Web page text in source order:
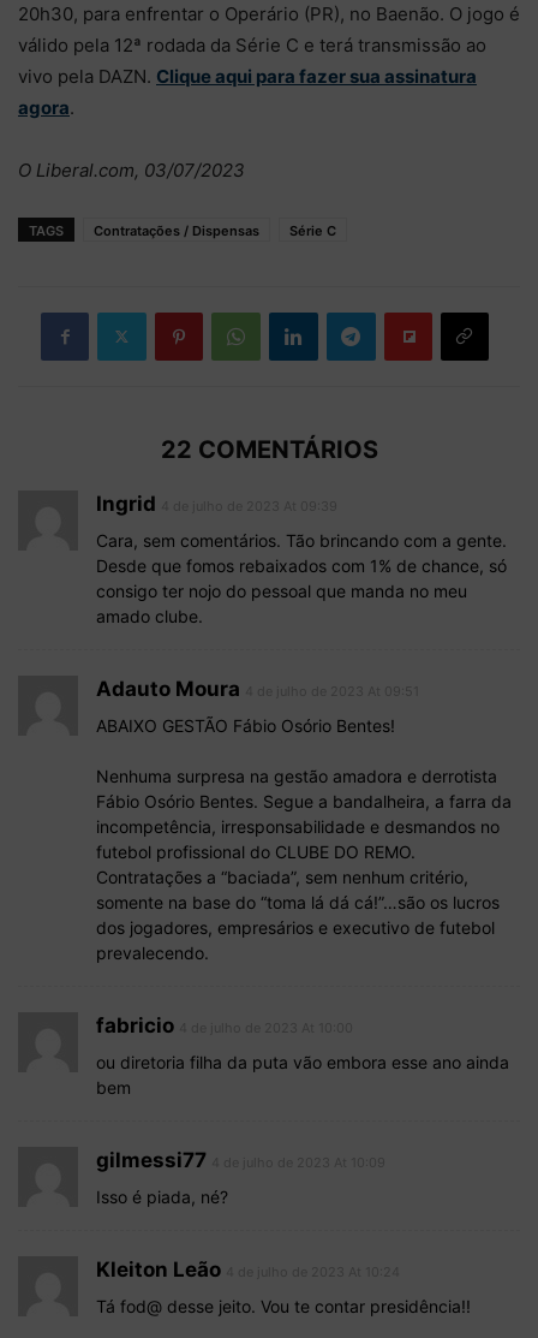
20h30, para enfrentar o Operário (PR), no Baenão. O jogo é
válido pela 12ª rodada da Série C e terá transmissão ao
vivo pela DAZN. Clique aqui para fazer sua assinatura
agora.
O Liberal.com, 03/07/2023
TAGS Contratações / Dispensas Série C
22 COMENTÁRIOS
Ingrid
Cara, sem comentários. Tão brincando com a gente.
Desde que fomos rebaixados com 1% de chance, só
consigo ter nojo do pessoal que manda no meu
amado clube.
Adauto Moura
ABAIXO GESTÃO Fábio Osório Bentes!
Nenhuma surpresa na gestão amadora e derrotista
Fábio Osório Bentes. Segue a bandalheira, a farra da
incompetência, irresponsabilidade e desmandos no
futebol profissional do CLUBE DO REMO.
Contratações a “baciada”, sem nenhum critério,
somente na base do “toma lá dá cá!”…são os lucros
dos jogadores, empresários e executivo de futebol
prevalecendo.
fabricio
ou diretoria filha da puta vão embora esse ano ainda
bem
gilmessi77
Isso é piada, né?
Kleiton Leão
Tá fod@ desse jeito. Vou te contar presidência!!